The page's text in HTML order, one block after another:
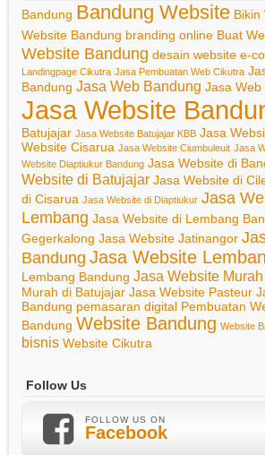
Bandung Bandung Website Bikin
Website Bandung branding online Buat
Website Bandung desain website e-
Landingpage Cikutra Jasa Pembuatan Web Cikutra
Bandung Jasa Web Bandung Jasa Web
Jasa Website
Batujajar Jasa Website Batujajar KBB Jasa
Website Cisarua Jasa Website Ciumbuleuit Jasa
Website Diaptiukur Bandung Jasa Website di
Website di Batujajar Jasa Website di
di Cisarua Jasa Website di Diaptiukur Jasa
Lembang Jasa Website di Lembang
Gegerkalong Jasa Website Jatinangor
Bandung Jasa Website
Lembang Bandung Jasa Website Murah
Murah di Batujajar Jasa Website Pasteur
Bandung pemasaran digital Pembuatan
Bandung Website Bandung Website
bisnis Website Cikutra
Follow Us
FOLLOW US ON
Facebook